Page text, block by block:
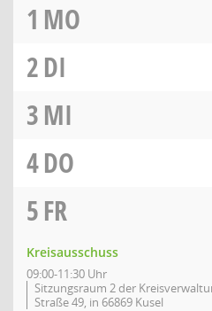
1 MO
2DI
3MI
4DO
5FR
Kreisausschuss
09:00-11:30 Uhr
Sitzungsraum 2 der
Straße 49, in 66869 Kusel